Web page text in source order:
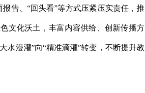
告、“回头看”等方式压紧压实责任，推
文化沃土，丰富内容供给、创新传播方
水漫灌”向“精准滴灌”转变，不断提升教